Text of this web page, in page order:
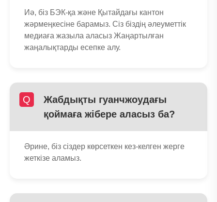
Иә, біз БЭК-қа және Қытайдағы кантон
жәрмеңкесіне барамыз. Сіз біздің әлеуметтік
медиаға жазыла аласыз Жаңартылған
жаңалықтарды есепке алу.
Q
Жабдықты гуанчжоудағы
қоймаға жібере аласыз ба?
Әрине, біз сіздер көрсеткен кез-келген жерге
жеткізе аламыз.